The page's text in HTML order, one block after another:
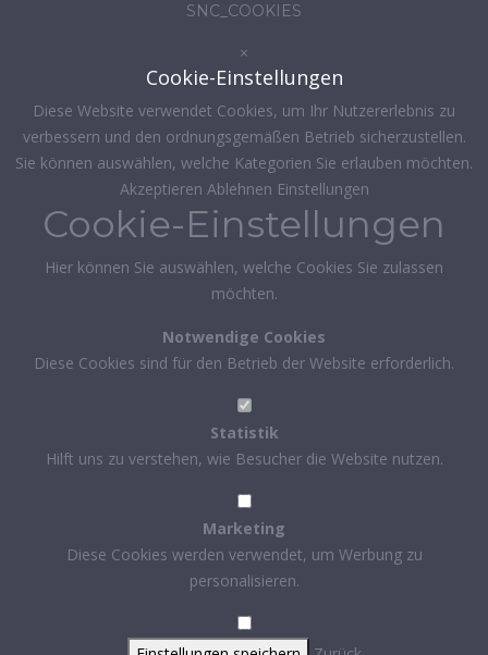
SNC_COOKIES
×
Cookie-Einstellungen
Diese Website verwendet Cookies, um Ihr Nutzererlebnis zu
verbessern und den ordnungsgemäßen Betrieb sicherzustellen.
Sie können auswählen, welche Kategorien Sie erlauben möchten.
Akzeptieren Ablehnen Einstellungen
Cookie-Einstellungen
Hier können Sie auswählen, welche Cookies Sie zulassen
möchten.
Notwendige Cookies
Diese Cookies sind für den Betrieb der Website erforderlich.
Statistik
Hilft uns zu verstehen, wie Besucher die Website nutzen.
Marketing
Diese Cookies werden verwendet, um Werbung zu
personalisieren.